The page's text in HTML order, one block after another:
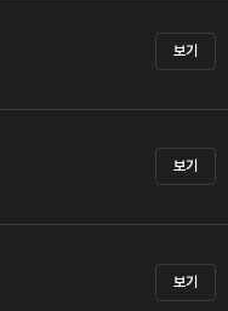
보기
보기
보기